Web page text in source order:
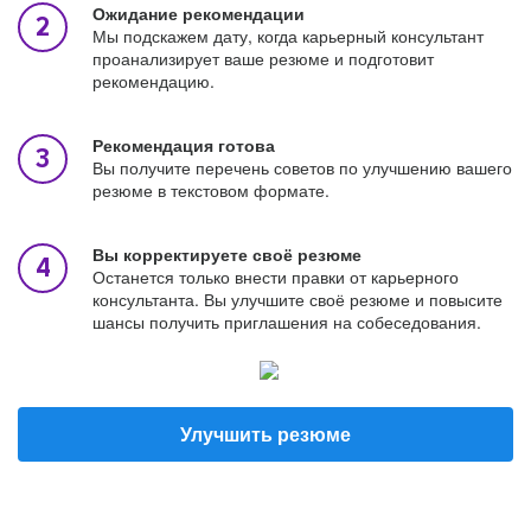
Ожидание рекомендации
Мы подскажем дату, когда карьерный консультант
проанализирует ваше резюме и подготовит
рекомендацию.
Рекомендация готова
Вы получите перечень советов по улучшению вашего
резюме в текстовом формате.
Вы корректируете своё резюме
Останется только внести правки от карьерного
консультанта. Вы улучшите своё резюме и повысите
шансы получить приглашения на собеседования.
Улучшить резюме